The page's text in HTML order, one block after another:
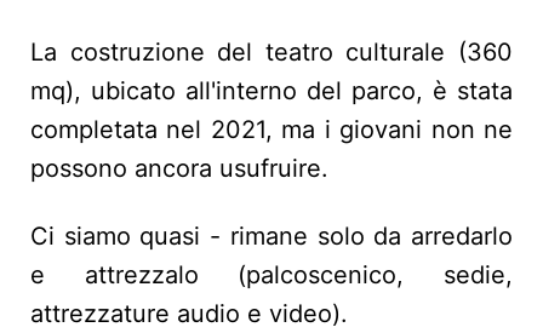
La costruzione del teatro culturale (360
mq), ubicato all'interno del parco, è stata
completata nel 2021, ma i giovani non ne
possono ancora usufruire.
Ci siamo quasi - rimane solo da arredarlo
e attrezzalo (palcoscenico, sedie,
attrezzature audio e video).